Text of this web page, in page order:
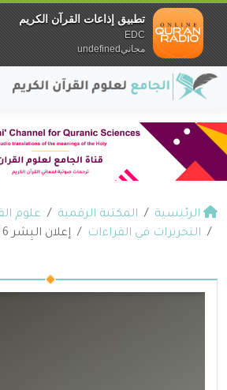
الرئيسية المكتبة الرقمية
علوم
التحريرات في القراءات
إعلان البِشر 6
تطبيق إذاعات القرآن الكريم
EDC
مجانيundefined